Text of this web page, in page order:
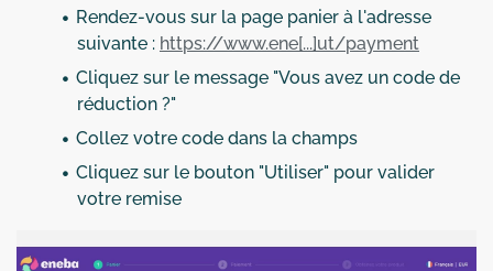
Rendez-vous sur la page panier à l'adresse
suivante : https://www.ene[...]ut/payment
Cliquez sur le message "Vous avez un code de
réduction ?"
Collez votre code dans la champs
Cliquez sur le bouton "Utiliser" pour valider
votre remise